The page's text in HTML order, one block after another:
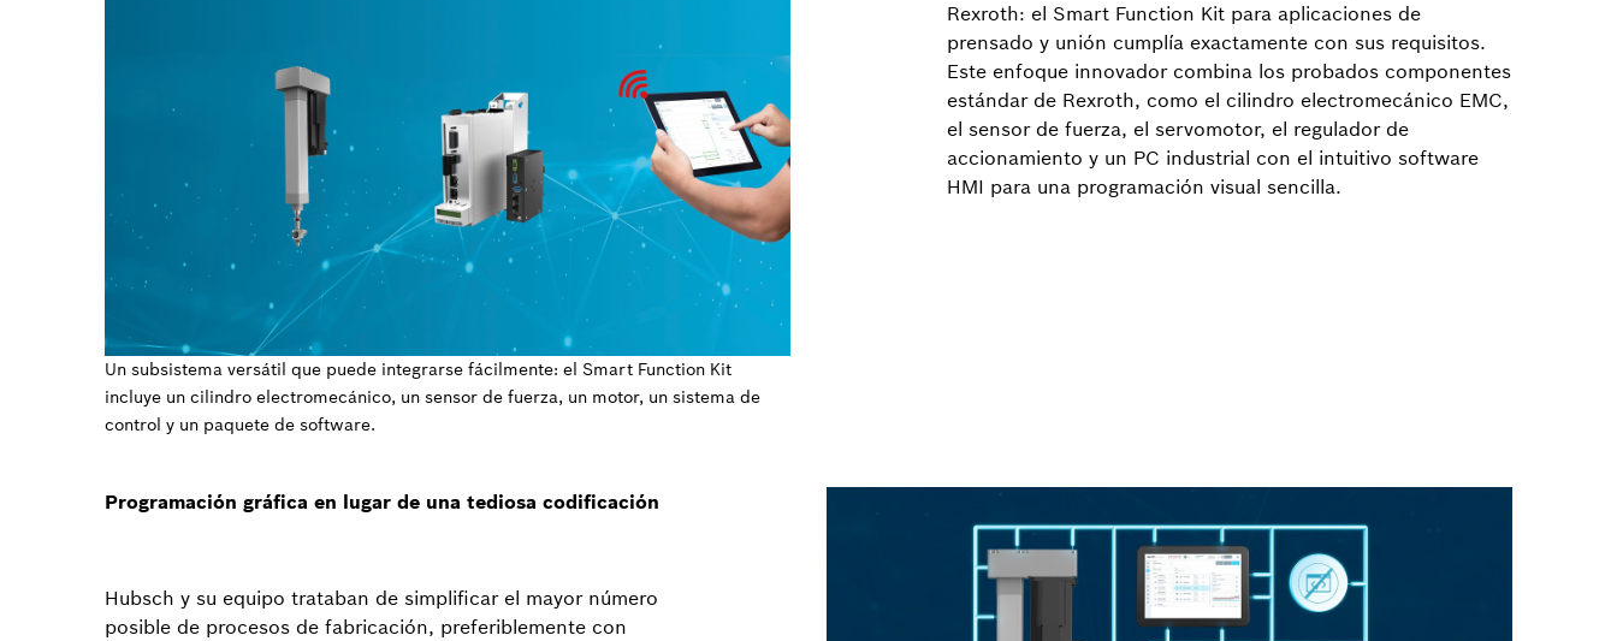
Un subsistema versátil que puede integrarse fácilmente: el Smart Function Kit
incluye un cilindro electromecánico, un sensor de fuerza, un motor, un sistema de
control y un paquete de software.
Rexroth: el Smart Function Kit para aplicaciones de
prensado y unión cumplía exactamente con sus requisitos.
Este enfoque innovador combina los probados componentes
estándar de Rexroth, como el cilindro electromecánico EMC,
el sensor de fuerza, el servomotor, el regulador de
accionamiento y un PC industrial con el intuitivo software
HMI para una programación visual sencilla.
Programación gráfica en lugar de una tediosa codificación
Hubsch y su equipo trataban de simplificar el mayor número
posible de procesos de fabricación, preferiblemente con